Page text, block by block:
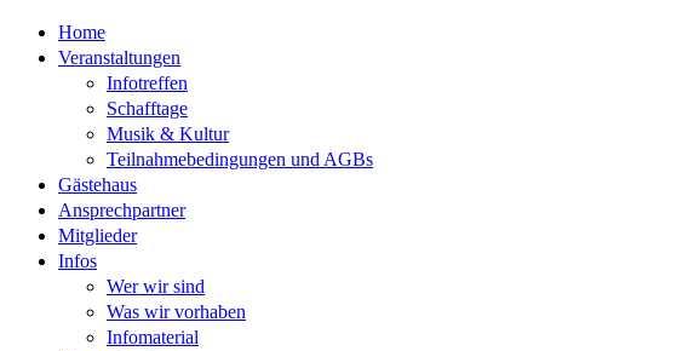
Home
Veranstaltungen
Infotreffen
Schafftage
Musik & Kultur
Teilnahmebedingungen und AGBs
Gästehaus
Ansprechpartner
Mitglieder
Infos
Wer wir sind
Was wir vorhaben
Infomaterial